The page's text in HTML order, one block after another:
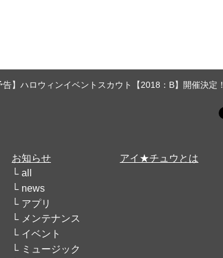
告】ハロウィンイベントスカウト【2018：B】開催決定！
お知らせ
all
news
アプリ
メンテナンス
イベント
ミュージック
アイ★チュウとは